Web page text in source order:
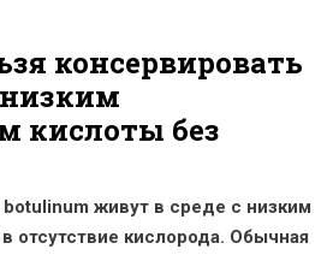
консервировать
кислоты без
botulinum живут в среде с низким
отсутствие кислорода. Обычная